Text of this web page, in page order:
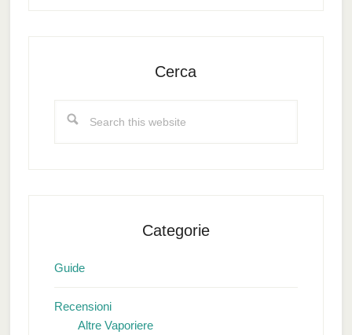
Cerca
this
Categorie
Guide
Recensioni
Altre Vaporiere